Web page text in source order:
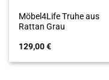
Möbel4Life Truhe aus
Rattan Grau
129,00€